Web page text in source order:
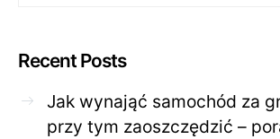
Recent Posts
Jak wynająć samochód za
przy tym zaoszczędzić –